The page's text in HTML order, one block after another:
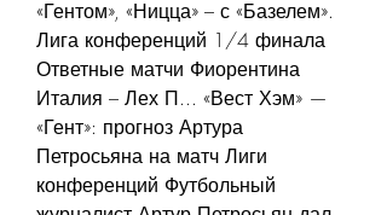
«Гентом», «Ницца» – с «Базелем».
Лига конференций 1/4 финала
Ответные матчи Фиорентина
Италия – Лех П... «Вест Хэм» —
«Гент»: прогноз Артура
Петросьяна на матч Лиги
конференций Футбольный